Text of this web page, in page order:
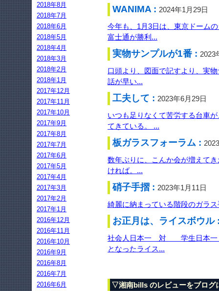
WANIMA : 2024年1月29日
今年も、1月3日は、東京ドーム
富士通が勝利...
実物サンプルが1番 : 2023
口頭より、図面で記すより、実
話が早い...
工夫して : 2023年6月29日
いつも足りなくて苦労する台車
てきている。 ...
板ガラスフォーラム :
数年ぶりに、こんか会が増えて
ければ。...
硝子手摺 : 2023年1月11日
綺麗に納まっている階段のガラ
お正月は、ライスボウル
社会人日本一 対 学生日本一
となったライス...
▽湘南bills のレビューをブログ
2018年8月
2018年7月
2018年6月
2018年5月
2018年4月
2018年3月
2018年2月
2018年1月
2017年12月
2017年11月
2017年10月
2017年9月
2017年8月
2017年7月
2017年6月
2017年5月
2017年4月
2017年3月
2017年2月
2017年1月
2016年12月
2016年11月
2016年10月
2016年9月
2016年8月
2016年7月
2016年6月